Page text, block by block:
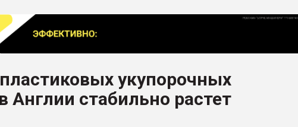
выходит на
рынке
ПЭТ
укупорочных
Англии стабильно растет